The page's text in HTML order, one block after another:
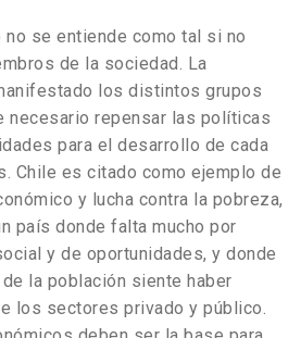
no se entiende como tal si no
de la sociedad. La
los distintos grupos
necesario repensar las políticas
para el desarrollo de cada
Chile es citado como ejemplo de
y lucha contra la pobreza,
país donde falta mucho por
y de oportunidades, y donde
la población siente haber
los sectores privado y público.